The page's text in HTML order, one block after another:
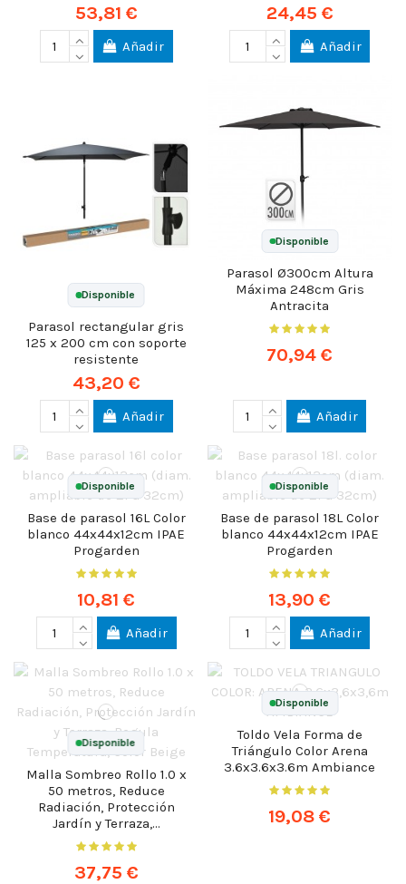
53,81 €
Añadir
24,45 €
Añadir
Disponible
Parasol rectangular gris
125 x 200 cm con soporte
resistente
43,20 €
Añadir
Disponible
Parasol Ø300cm Altura
Máxima 248cm Gris
Antracita
70,94 €
Añadir
Disponible
Base de parasol 16L Color
blanco 44x44x12cm IPAE
Progarden
10,81 €
Añadir
Disponible
Base de parasol 18L Color
blanco 44x44x12cm IPAE
Progarden
13,90 €
Añadir
Disponible
Malla Sombreo Rollo 1.0 x
50 metros, Reduce
Radiación, Protección
Jardín y Terraza,...
37,75 €
Disponible
Toldo Vela Forma de
Triángulo Color Arena
3.6x3.6x3.6m Ambiance
19,08 €